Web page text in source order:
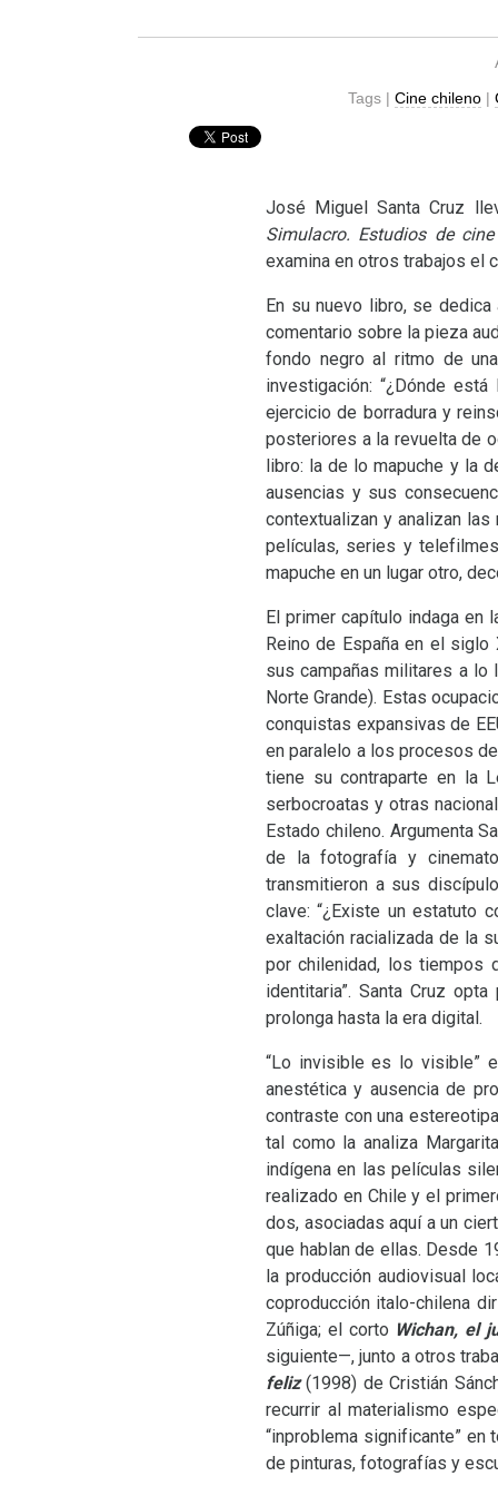
Tags |Cine chileno |
José Miguel Santa Cruz
Simulacro. Estudios de
examina en otros trabajos el
En su nuevo libro, se
comentario sobre la pieza
fondo negro al ritmo de
investigación: “¿Dónde
ejercicio de borradura y
posteriores a la revuelta de
libro: la de lo mapuche y la
ausencias y sus
contextualizan y analizan
películas, series y
mapuche en un lugar otro,
El primer capítulo indaga en
Reino de España en el siglo
sus campañas militares a lo
Norte Grande). Estas
conquistas expansivas de
en paralelo a los procesos
tiene su contraparte en la
serbocroatas y otras
Estado chileno. Argumenta
de la fotografía y
transmitieron a sus
clave: “¿Existe un estatuto
exaltación racializada de la
por chilenidad, los tiempos
identitaria”. Santa Cruz
prolonga hasta la era digital.
“Lo invisible es lo visible”
anestética y ausencia de
contraste con una
tal como la analiza
indígena en las películas
realizado en Chile y el
dos, asociadas aquí a un
que hablan de ellas. Desde
la producción audiovisual
coproducción italo-chilena
Zúñiga; el corto Wichan, el
siguiente—, junto a otros
feliz(1998) de Cristián
recurrir al materialismo
“inproblema significante”
de pinturas, fotografías y